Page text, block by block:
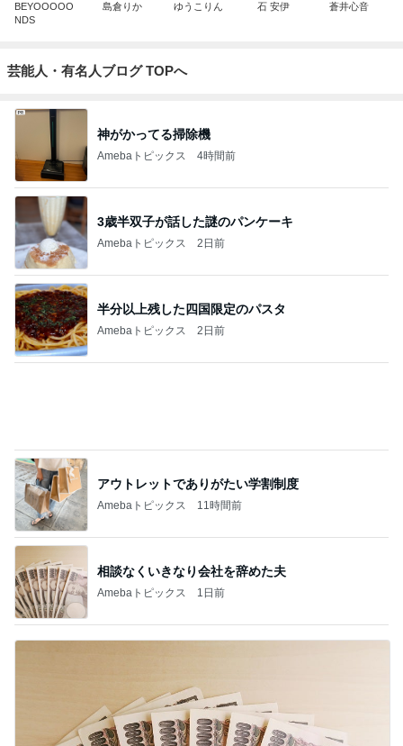
BEYOOOOO
NDS
島倉りか ゆうこりん 石 安伊 蒼井心音
芸能人・有名人ブログ TOPへ
神がかってる掃除機
Amebaトピックス 4時間前
3歳半双子が話した謎のパンケーキ
Amebaトピックス 2日前
半分以上残した四国限定のパスタ
Amebaトピックス 2日前
相談なくいきなり会社を辞めた夫
Amebaトピックス 1日前